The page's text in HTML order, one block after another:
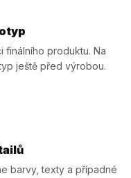
finálního produktu. Na
ještě před výrobou.
barvy, texty a případné